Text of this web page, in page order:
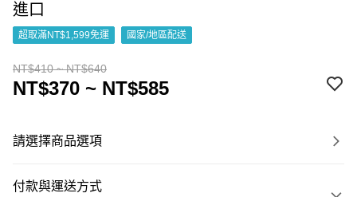
進口
超取滿NT$1,599免運 國家/地區配送
NT$410 ~ NT$640
NT$370 ~ NT$585
請選擇商品選項
付款與運送方式